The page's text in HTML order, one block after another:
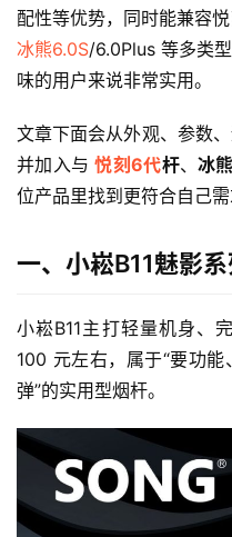
配性等优势，同时能兼容
冰熊6.0S/6.0Plus 等多类型
味的用户来说非常实用。
文章下面会从外观、参数
并加入与 悦刻6代杆、冰
位产品里找到更符合自己需
一、小崧B11魅影
小崧B11主打轻量机身、
100 元左右，属于“要功
弹”的实用型烟杆。